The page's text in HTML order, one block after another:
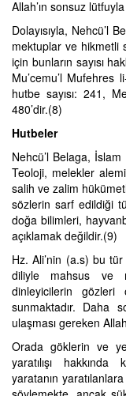
Allah’ın sonsuz
Dolayısıyla, Nehcü’l
mektuplar ve hikmetli
için bunların sayısı
Mu’cemu’l Mufehres
hutbe sayısı: 241,
480’dir.(8)
Hutbeler
Nehcü’l Belaga,
Teoloji, melekler
salih ve zalim
sözlerin sarf edildiği
doğa bilimleri,
açıklamak değildir.(9)
Hz. Ali’nin (a.s) bu
diliyle mahsus ve
dinleyicilerin
sunmaktadır. Daha
ulaşması gereken
Orada göklerin ve
yaratılışı
yaratanın